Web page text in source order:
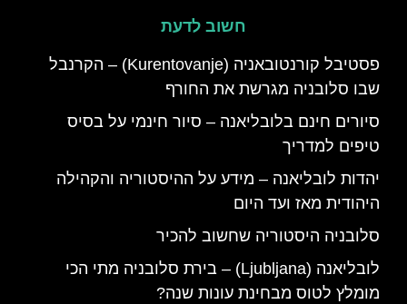
חשוב לדעת
פסטיבל קורנטובאניה (Kurentovanje) – הקרנבל
שבו סלובניה מגרשת את החורף
סיורים חינם בלובליאנה – סיור חינמי על בסיס
טיפים למדריך
יהדות לובליאנה – מידע על ההיסטוריה והקהילה
היהודית מאז ועד היום
סלובניה היסטוריה שחשוב להכיר
לובליאנה (Ljubljana) – בירת סלובניה מתי הכי
מומלץ לטוס מבחינת עונות שנה?